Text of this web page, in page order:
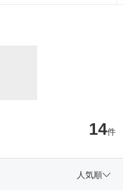
14件
人気順